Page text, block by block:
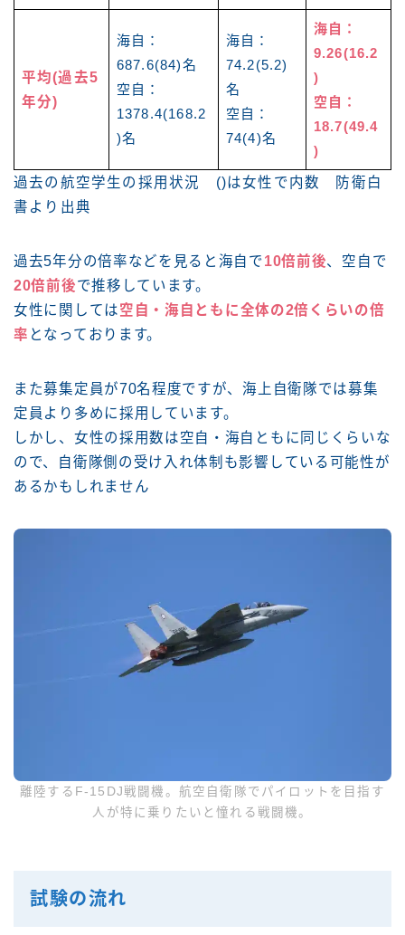
平均(過去5
年分)
海自：
687.6(84)名
空自：
1378.4(168.2
)名
海自：
74.2(5.2)
名
空自：
74(4)名
海自：
9.26(16.2
)
空自：
18.7(49.4
)
過去の航空学生の採用状況 ()は女性で内数 防衛白
書より出典
過去5年分の倍率などを見ると海自で10倍前後、空自で
20倍前後で推移しています。
女性に関しては空自・海自ともに全体の2倍くらいの倍
率 となっております。
また募集定員が70名程度ですが、海上自衛隊では募集
定員より多めに採用しています。
しかし、女性の採用数は空自・海自ともに同じくらいな
ので、自衛隊側の受け入れ体制も影響している可能性が
あるかもしれません
離陸するF-15DJ戦闘機。航空自衛隊でパイロットを目指す
人が特に乗りたいと憧れる戦闘機。
試験の流れ